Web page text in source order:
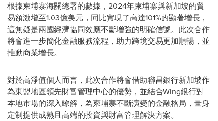
根據柬埔寨海關總署的數據，2024年柬埔寨與新加坡的貿
易額激增至1.03億美元，同比實現了高達101%的顯著增長，
這無疑是兩國經濟協同效應不斷增強的明確信號。此次合作
將會進一步簡化金融服務流程，助力跨境交易更加順暢，並
推動商業增長。
對於高淨值個人而言，此次合作將會借助聯昌銀行新加坡作
為東盟地區領先財富管理中心的優勢，並結合Wing銀行對
本地市場的深入瞭解，為柬埔寨不斷演變的金融格局，量身
定制提供成熟且高端的投資與財富管理解決方案。